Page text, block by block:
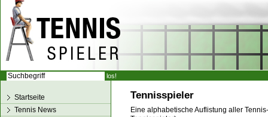
Tennisspieler
Eine alphabetische Auflistung aller
Startseite
Tennis News
los!